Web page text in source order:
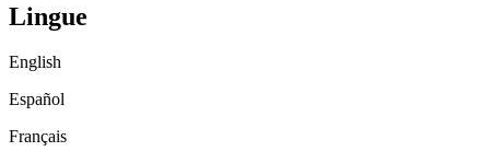
Lingue
English
Español
Français